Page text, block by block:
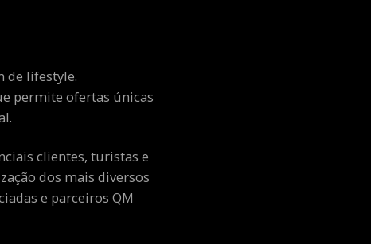
de lifestyle.
permite ofertas únicas
clientes, turistas e
dos mais diversos
e parceiros QM